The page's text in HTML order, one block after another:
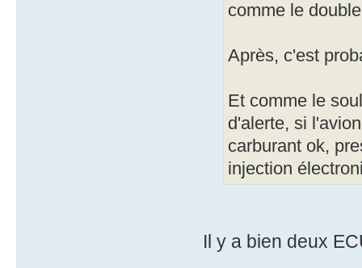
comme le
Après, c'est
Et comme le
d'alerte, si
carburant ok,
injection
Il y a bien deux